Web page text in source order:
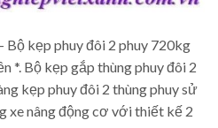
kẹp phuy đôi 2 phuy 720kg
*. Bộ kẹp gắp thùng phuy đôi 2
kẹp phuy đôi 2 thùng phuy sử
xe nâng động cơ với thiết kế 2